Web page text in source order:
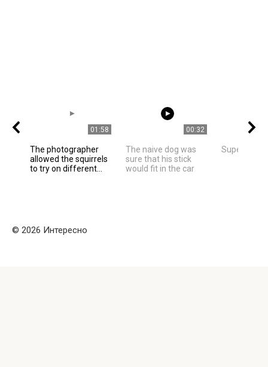
01:58
The photographer
allowed the squirrels
to try on different...
00:32
The naive dog was
sure that his stick
would fit in the car
Super Nice
© 2026 Интересно